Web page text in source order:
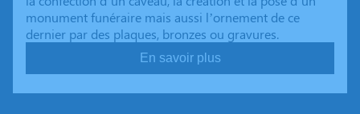
monument funéraire mais aussi l’ornement de ce
dernier par des plaques, bronzes ou gravures.
En savoir plus